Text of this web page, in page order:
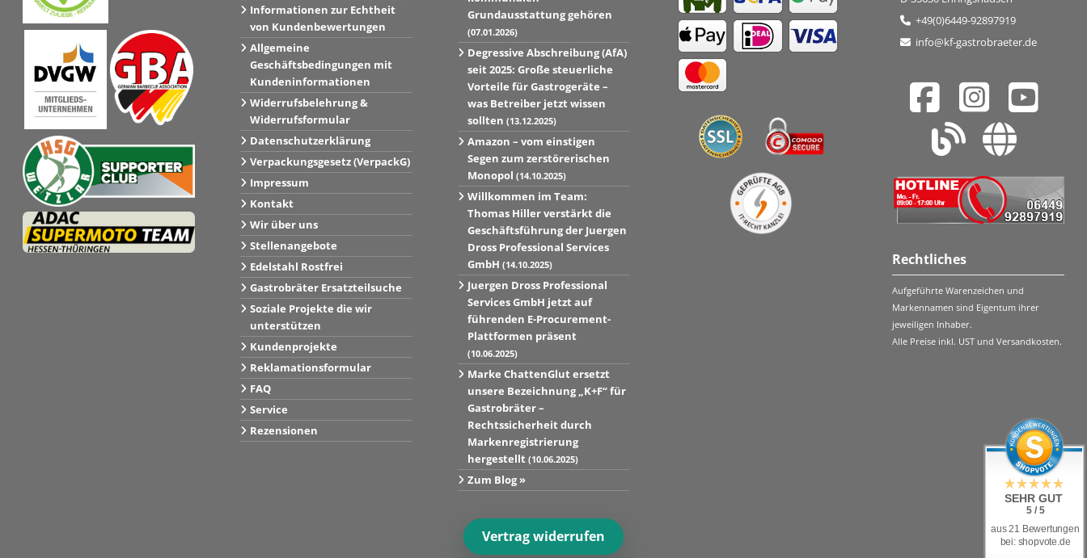
Informationen zur Echtheit
von Kundenbewertungen
Allgemeine
Geschäftsbedingungen mit
Kundeninformationen
Widerrufsbelehrung &
Widerrufsformular
Datenschutzerklärung
Verpackungsgesetz (VerpackG)
Impressum
Kontakt
Wir über uns
Stellenangebote
Edelstahl Rostfrei
Gastrobräter Ersatzteilsuche
Soziale Projekte die wir
unterstützen
Kundenprojekte
Reklamationsformular
FAQ
Service
Rezensionen
Grundausstattung gehören
(07.01.2026)
Degressive Abschreibung (AfA)
seit 2025: Große steuerliche
Vorteile für Gastrogeräte –
was Betreiber jetzt wissen
sollten (13.12.2025)
Amazon – vom einstigen
Segen zum zerstörerischen
Monopol (14.10.2025)
Willkommen im Team:
Thomas Hiller verstärkt die
Geschäftsführung der Juergen
Dross Professional Services
GmbH (14.10.2025)
Juergen Dross Professional
Services GmbH jetzt auf
führenden E-Procurement-
Plattformen präsent
(10.06.2025)
Marke ChattenGlut ersetzt
unsere Bezeichnung „K+F“ für
Gastrobräter –
Rechtssicherheit durch
Markenregistrierung
hergestellt (10.06.2025)
Zum Blog »
+49(0)6449-92897919
info@kf-gastrobraeter.de
Rechtliches
Aufgeführte Warenzeichen und
Markennamen sind Eigentum ihrer
jeweiligen Inhaber.
Alle Preise inkl. UST und Versandkosten.
Vertrag widerrufen
SEHR GUT
5 / 5
aus 21 Bewertungen
bei: shopvote.de